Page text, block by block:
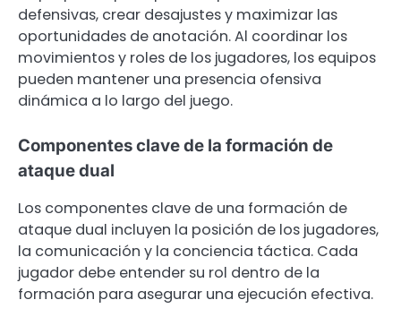
defensivas, crear desajustes y maximizar las
oportunidades de anotación. Al coordinar los
movimientos y roles de los jugadores, los equipos
pueden mantener una presencia ofensiva
dinámica a lo largo del juego.
Componentes clave de la formación de
ataque dual
Los componentes clave de una formación de
ataque dual incluyen la posición de los jugadores,
la comunicación y la conciencia táctica. Cada
jugador debe entender su rol dentro de la
formación para asegurar una ejecución efectiva.